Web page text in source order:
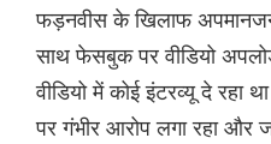
फड़नवीस के खिलाफ
साथ फेसबुक पर वीडियो
वीडियो में कोई इंटरव्यू दे
पर गंभीर आरोप लगा रहा और